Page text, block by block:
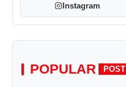
Instagram
POPULAR